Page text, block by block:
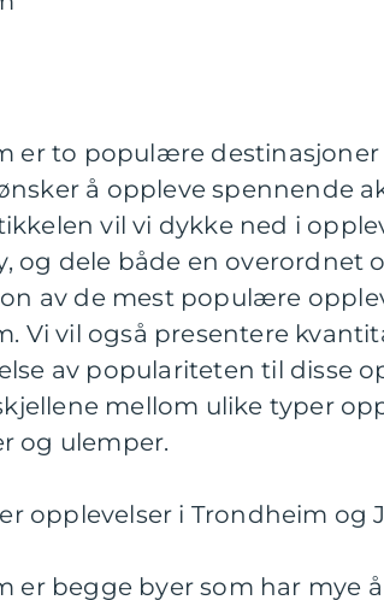
er to populære
å oppleve spennende
vil vi dykke ned i
og dele både en overordnet
av de mest populære
Vi vil også presentere
av populariteten til disse
mellom ulike typer
og ulemper.
opplevelser i Trondheim og
er begge byer som har mye